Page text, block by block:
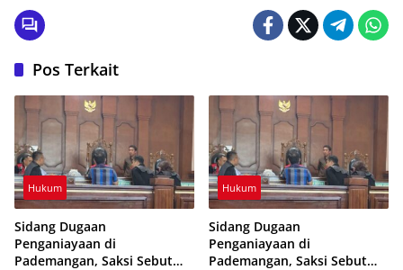
Pos Terkait
Hukum
Sidang Dugaan
Penganiayaan di
Pademangan, Saksi Sebut
Hukum
Sidang Dugaan
Penganiayaan di
Pademangan, Saksi Sebut